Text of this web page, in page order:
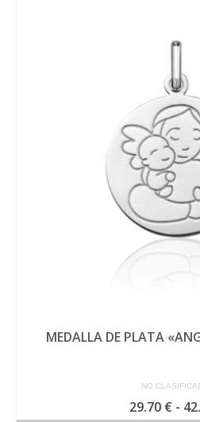
se
en
la
MEDALLA DE PLATA
NO
29.70 € -